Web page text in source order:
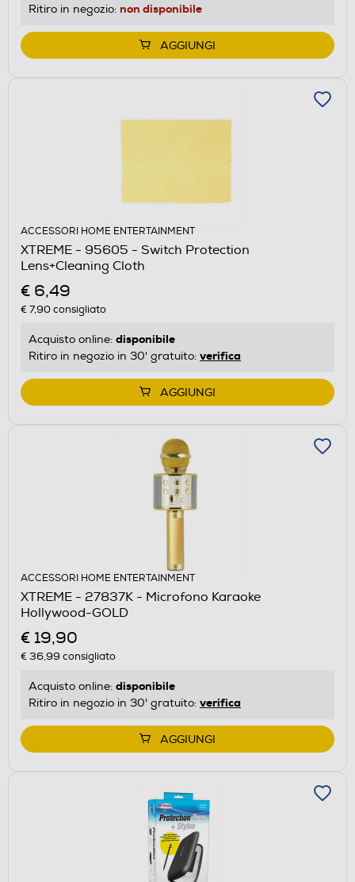
Ritiro in negozio: non disponibile
AGGIUNGI
ACCESSORI HOME ENTERTAINMENT
XTREME - 95605 - Switch Protection
Lens+Cleaning Cloth
€ 6,49
€ 7,90consigliato
Acquisto online: disponibile
Ritiro in negozio in 30' gratuito: verifica
AGGIUNGI
ACCESSORI HOME ENTERTAINMENT
XTREME - 27837K - Microfono Karaoke
Hollywood-GOLD
€ 19,90
€ 36,99 consigliato
Acquisto online: disponibile
Ritiro in negozio in 30' gratuito: verifica
AGGIUNGI